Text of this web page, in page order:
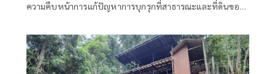
ความคืบหน้าการแก้ปัญหาการบุกรุกที่สาธารณะและที่ดินของ
ขณะนี้จังหวัดได้ทำการปูพรมตรวจสอบและรวบรวมข้อมูลพื้นที่
ที่มีการบุกรุกทั้งหมดแล้ว